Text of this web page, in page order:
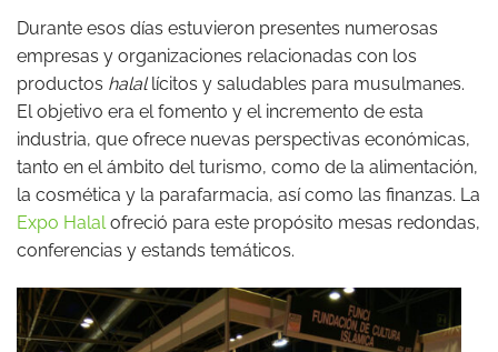
Durante esos días estuvieron presentes numerosas
empresas y organizaciones relacionadas con los
productos halallícitos y saludables para musulmanes.
El objetivo era el fomento y el incremento de esta
industria, que ofrece nuevas perspectivas económicas,
tanto en el ámbito del turismo, como de la alimentación,
la cosmética y la parafarmacia, así como las finanzas. La
Expo Halalofreció para este propósito mesas redondas,
conferencias y estands temáticos.